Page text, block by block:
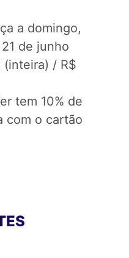
a domingo,
de junho
(inteira) / R$
tem 10% de
com o cartão